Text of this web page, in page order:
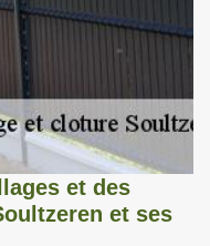
et des
et ses